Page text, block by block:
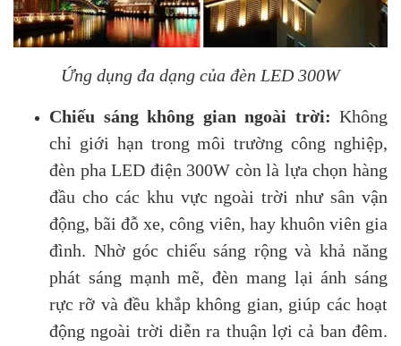
Ứng dụng đa dạng của đèn LED 300W
Chiếu sáng không gian ngoài trời: Không
chỉ giới hạn trong môi trường công nghiệp,
đèn pha LED điện 300W còn là lựa chọn hàng
đầu cho các khu vực ngoài trời như sân vận
động, bãi đỗ xe, công viên, hay khuôn viên gia
đình. Nhờ góc chiếu sáng rộng và khả năng
phát sáng mạnh mẽ, đèn mang lại ánh sáng
rực rỡ và đều khắp không gian, giúp các hoạt
động ngoài trời diễn ra thuận lợi cả ban đêm.